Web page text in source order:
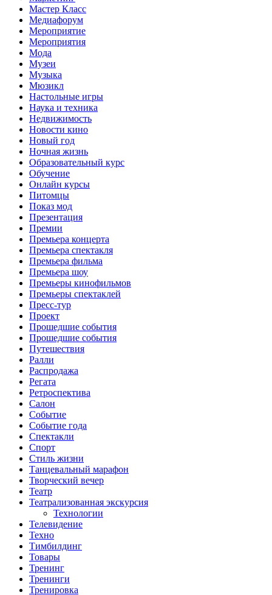
Мастер Класс
Медиафорум
Мероприятие
Мероприятия
Мода
Музеи
Музыка
Мюзикл
Настольные игры
Наука и техника
Недвижимость
Новости кино
Новый год
Ночная жизнь
Образовательный курс
Обучение
Онлайн курсы
Питомцы
Показ мод
Презентация
Премии
Премьера концерта
Премьера спектакля
Премьера фильма
Премьера шоу
Премьеры кинофильмов
Премьеры спектаклей
Пресс-тур
Проект
Прошедшие события
Прошедшие события
Путешествия
Ралли
Распродажа
Регата
Ретроспектива
Салон
Событие
Событие года
Спектакли
Спорт
Стиль жизни
Танцевальный марафон
Творческий вечер
Театр
Театрализованная экскурсия
Технологии
Телевидение
Техно
Тимбилдинг
Товары
Тренинг
Тренинги
Тренировка